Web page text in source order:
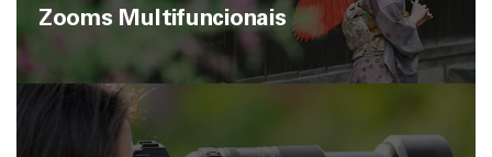
Zooms Multifuncionais